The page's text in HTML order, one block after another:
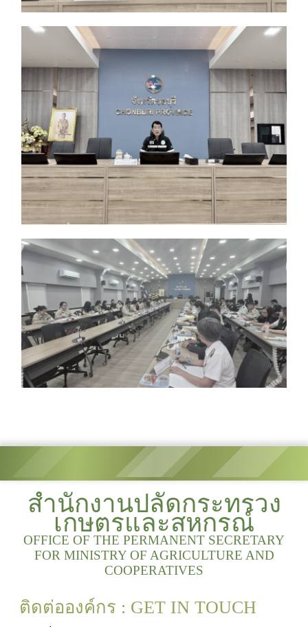
สำนักงานปลัดกระทรวง
เกษตรและสหกรณ์
OFFICE OF THE PERMANENT SECRETARY
FOR MINISTRY OF AGRICULTURE AND
COOPERATIVES
ติดต่อองค์กร : GET IN TOUCH